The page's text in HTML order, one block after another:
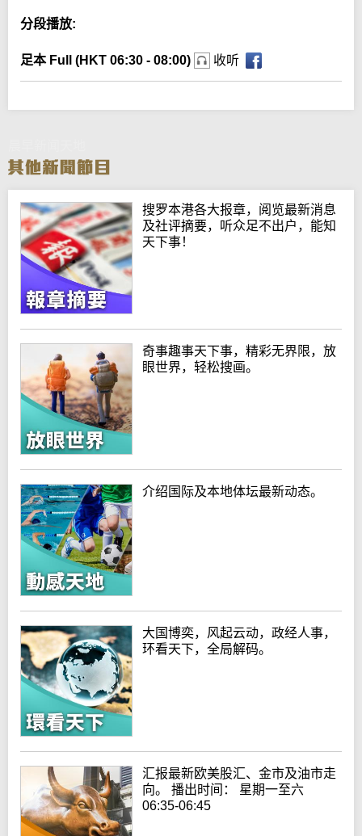
分段播放:
足本 Full (HKT 06:30 - 08:00) 收听
搜罗本港各大报章，阅览最新消息
及社评摘要，听众足不出户，能知
天下事！
奇事趣事天下事，精彩无界限，放
眼世界，轻松搜画。
介绍国际及本地体坛最新动态。
大国博奕，风起云动，政经人事，
环看天下，全局解码。
汇报最新欧美股汇、金市及油市走
向。 播出时间： 星期一至六
06:35-06:45